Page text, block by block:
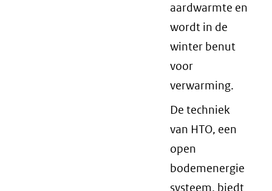
aardwarmte en
wordt in de
winter benut
voor
verwarming.
De techniek
van HTO, een
open
bodemenergie
systeem, biedt